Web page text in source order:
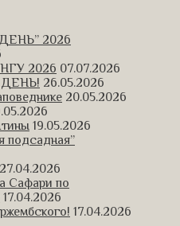
2026
2026 07.07.2026
26.05.2026
20.05.2026
19.05.2026
подсадная”
27.04.2026
Сафари по
17.04.2026
17.04.2026